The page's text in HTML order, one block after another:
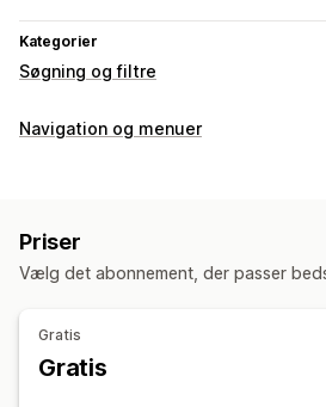
Kategorier
Søgning og filtre
Søgefunktioner
Multi-filter
Søgelinje Ekskluder resultater
Visningstilpasning
Dynamisk på mobil
Navigation og menuer
Flere sprog
Priser
Vælg det abonnement, der passer
Gratis
Gratis